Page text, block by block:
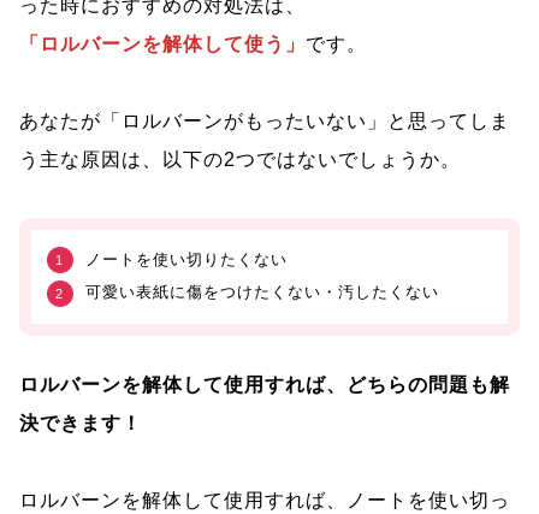
った時におすすめの対処法は、
「ロルバーンを解体して使う」 です。
あなたが「ロルバーンがもったいない」と思ってしま
う主な原因は、以下の2つではないでしょうか。
ノートを使い切りたくない
可愛い表紙に傷をつけたくない・汚したくない
ロルバーンを解体して使用すれば、どちらの問題も解
決できます！
ロルバーンを解体して使用すれば、ノートを使い切っ